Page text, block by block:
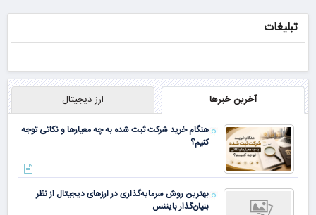
تبلیغات
آخرین خبرها ارز دیجیتال
هنگام خرید شرکت ثبت شده به چه معیارها و نکاتی توجه
کنیم؟
بهترین روش سرمایه‌گذاری در ارزهای دیجیتال از نظر
بنیان‌گذار بایننس